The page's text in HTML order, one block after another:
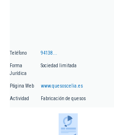
Teléfono 94138...
Forma
Jurídica
Sociedad limitada
Página Web www.quesoscelia.es
Actividad Fabricación de quesos